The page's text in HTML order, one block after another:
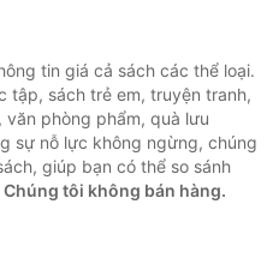
tin giá cả sách các thể loại.
tập, sách trẻ em, truyện tranh,
phòng phẩm, quà lưu
sự nỗ lực không ngừng, chúng
giúp bạn có thể so sánh
Chúng tôi không bán hàng.